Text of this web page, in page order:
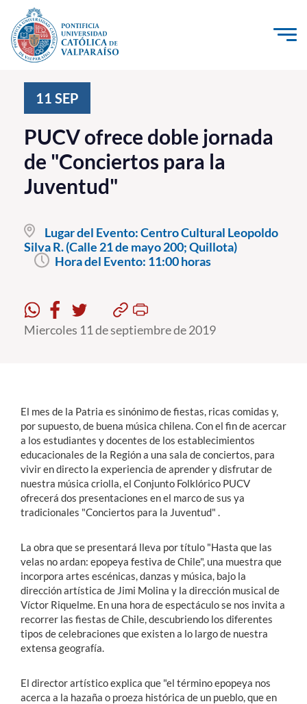
Click acá para ir directamente al contenido
Investigación, Creación e Innovación
PUCV Internacional
Vinculación con el Medio
Pregrado
Postgrado
Formación Continua
Alumni
English
11 SEP
PUCV ofrece doble jornada
de "Conciertos para la
Juventud"
Lugar del Evento:Centro Cultural Leopoldo
Silva R. (Calle 21 de mayo 200; Quillota)
Hora del Evento: 11:00 horas
Miercoles 11 de septiembre de 2019
El mes de la Patria es sinónimo de fiestas, ricas comidas y,
por supuesto, de buena música chilena. Con el fin de acercar
a los estudiantes y docentes de los establecimientos
educacionales de la Región a una sala de conciertos, para
vivir en directo la experiencia de aprender y disfrutar de
nuestra música criolla, el Conjunto Folklórico PUCV
ofrecerá dos presentaciones en el marco de sus ya
tradicionales "Conciertos para la Juventud" .
La obra que se presentará lleva por título "Hasta que las
velas no ardan: epopeya festiva de Chile", una muestra que
incorpora artes escénicas, danzas y música, bajo la
dirección artística de Jimi Molina y la dirección musical de
Víctor Riquelme. En una hora de espectáculo se nos invita a
recorrer las fiestas de Chile, descubriendo los diferentes
tipos de celebraciones que existen a lo largo de nuestra
extensa geografía.
El director artístico explica que "el término epopeya nos
acerca a la hazaña o proeza histórica de un pueblo, que en